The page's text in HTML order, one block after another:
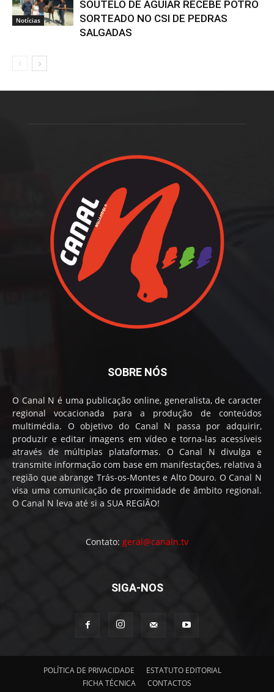
Notícias
SOUTELO DE AGUIAR RECEBE POTRO
SORTEADO NO CSI DE PEDRAS
SALGADAS
SOBRE NÓS
O Canal N é uma publicação online, generalista, de caracter
regional vocacionada para a produção de conteúdos
multimédia. O objetivo do Canal N passa por adquirir,
produzir e editar imagens em vídeo e torna-las acessíveis
através de múltiplas plataformas. O Canal N divulga e
transmite informação com base em manifestações, relativa à
região que abrange Trás-os-Montes e Alto Douro. O Canal N
visa uma comunicação de proximidade de âmbito regional.
O Canal N leva até si a SUA REGIÃO!
Contato: geral@canaln.tv
SIGA-NOS
POLÍTICA DE PRIVACIDADE
ESTATUTO EDITORIAL
FICHA TÉCNICA
CONTACTOS